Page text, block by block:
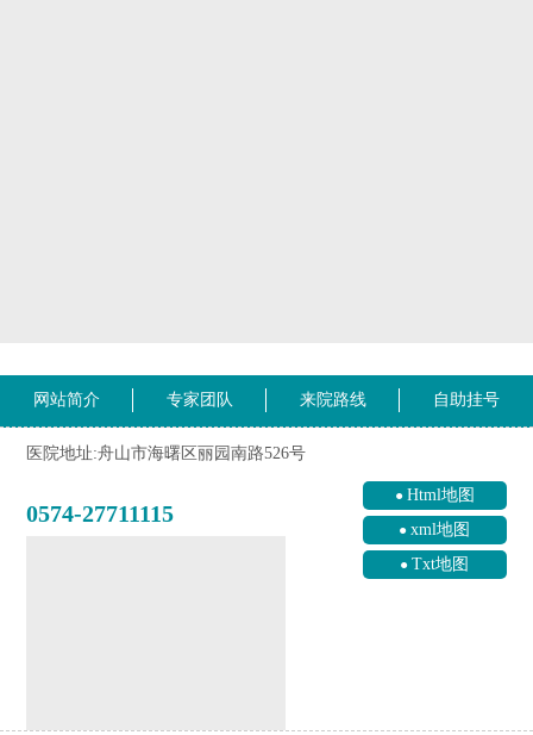
网站简介 专家团队 来院路线 自助挂号
医院地址:舟山市海曙区丽园南路526号
0574-27711115
Html地图
xml地图
Txt地图